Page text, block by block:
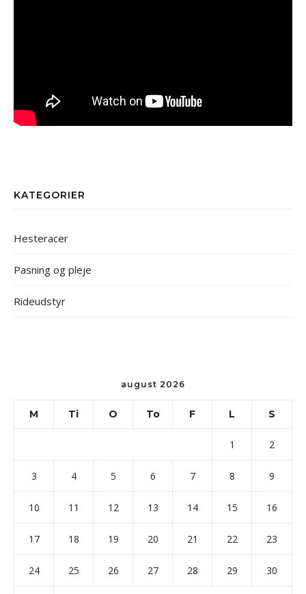
KATEGORIER
Hesteracer
Pasning og pleje
Rideudstyr
august 2026
M Ti O To F L S
1 2
3 4 5 6 7 8 9
10 11 12 13 14 15 16
17 18 19 20 21 22 23
24 25 26 27 28 29 30